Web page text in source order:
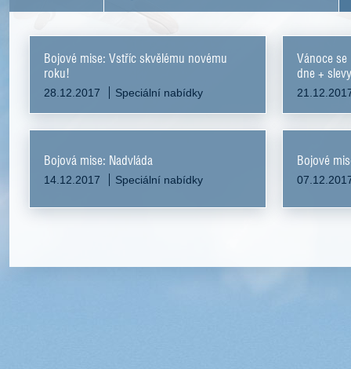
Bojové mise: Vstříc skvělému novému
roku!
28.12.2017 Speciální nabídky
Vánoce
dne +
Bojová mise: Nadvláda
14.12.2017 Speciální nabídky
Bojové